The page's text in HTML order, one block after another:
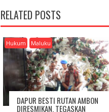
N
A
V
G
A
T
RELATED POSTS
Hukum Maluku
DAPUR BESTI RUTAN AMBON
DIRESMIKAN, TEGASKAN